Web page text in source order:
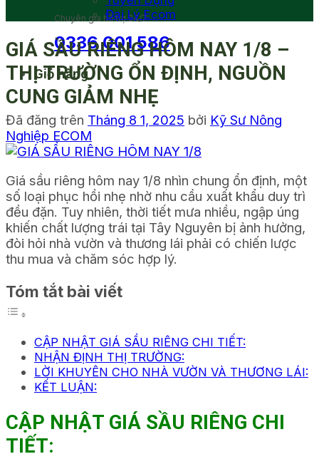
Chuyên gia hỗ trợ 24/7
0336 001 586
Giỏ hàng
Đại Lý Ecom
GIÁ SẦU RIÊNG HÔM NAY 1/8 –
THỊ TRƯỜNG ỔN ĐỊNH, NGUỒN
CUNG GIẢM NHẸ
Đã đăng trên Tháng 8 1, 2025 bởi Kỹ Sư Nông
Nghiệp ECOM
Giá sầu riêng hôm nay 1/8 nhìn chung ổn định, một
số loại phục hồi nhẹ nhờ nhu cầu xuất khẩu duy trì
đều đặn. Tuy nhiên, thời tiết mưa nhiều, ngập úng
khiến chất lượng trái tại Tây Nguyên bị ảnh hưởng,
đòi hỏi nhà vườn và thương lái phải có chiến lược
thu mua và chăm sóc hợp lý.
Tóm tắt bài viết
CẬP NHẬT GIÁ SẦU RIÊNG CHI TIẾT:
NHẬN ĐỊNH THỊ TRƯỜNG:
LỜI KHUYÊN CHO NHÀ VƯỜN VÀ THƯƠNG LÁI:
KẾT LUẬN:
CẬP NHẬT GIÁ SẦU RIÊNG CHI
TIẾT: